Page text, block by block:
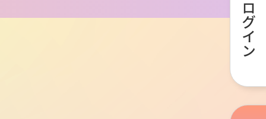
ログイン